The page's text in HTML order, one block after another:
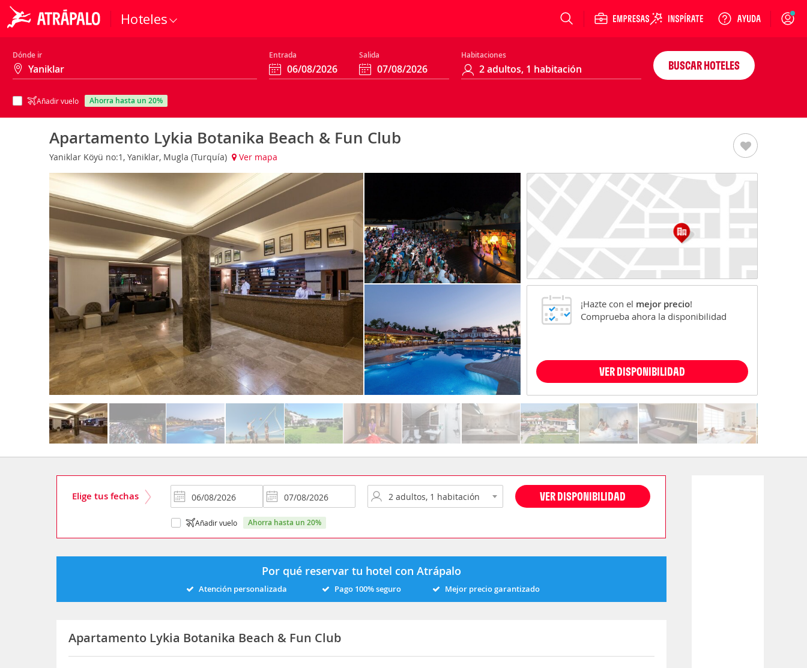
Hoteles Login
Dónde ir Entrada Salida Habitaciones
Añadir vuelo ahorra hasta un 20%
BUSCAR HOTELES
Apartamento Lykia Botanika Beach & Fun Club
Yaniklar Köyü no:1, Yaniklar, Mugla (Turquía) Ver mapa
¡Hazte con el mejor precio!
Comprueba ahora la disponibilidad
VER DISPONIBILIDAD
Elige tus fechas VER DISPONIBILIDAD
Añadir vuelo ahorra hasta un 20%
Por qué reservar tu hotel con Atrápalo
Atención personalizada Pago 100% seguro Mejor precio garantizado
Apartamento Lykia Botanika Beach & Fun Club